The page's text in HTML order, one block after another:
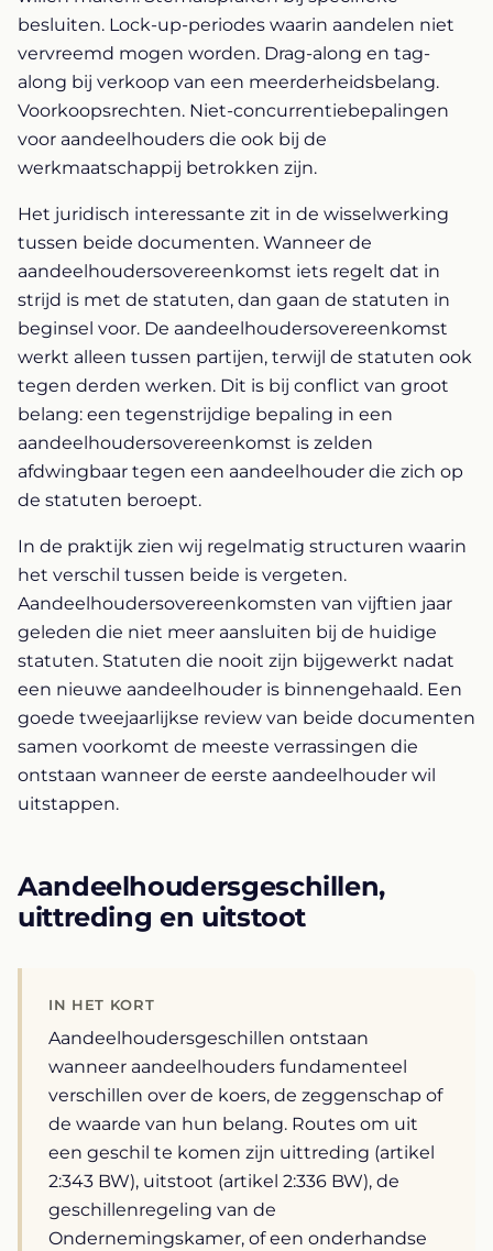
besluiten. Lock-up-periodes waarin aandelen niet
vervreemd mogen worden. Drag-along en tag-
along bij verkoop van een meerderheidsbelang.
Voorkoopsrechten. Niet-concurrentiebepalingen
voor aandeelhouders die ook bij de
werkmaatschappij betrokken zijn.
Het juridisch interessante zit in de wisselwerking
tussen beide documenten. Wanneer de
aandeelhoudersovereenkomst iets regelt dat in
strijd is met de statuten, dan gaan de statuten in
beginsel voor. De aandeelhoudersovereenkomst
werkt alleen tussen partijen, terwijl de statuten ook
tegen derden werken. Dit is bij conflict van groot
belang: een tegenstrijdige bepaling in een
aandeelhoudersovereenkomst is zelden
afdwingbaar tegen een aandeelhouder die zich op
de statuten beroept.
In de praktijk zien wij regelmatig structuren waarin
het verschil tussen beide is vergeten.
Aandeelhoudersovereenkomsten van vijftien jaar
geleden die niet meer aansluiten bij de huidige
statuten. Statuten die nooit zijn bijgewerkt nadat
een nieuwe aandeelhouder is binnengehaald. Een
goede tweejaarlijkse review van beide documenten
samen voorkomt de meeste verrassingen die
ontstaan wanneer de eerste aandeelhouder wil
uitstappen.
Aandeelhoudersgeschillen,
uittreding en uitstoot
IN HET KORT
Aandeelhoudersgeschillen ontstaan
wanneer aandeelhouders fundamenteel
verschillen over de koers, de zeggenschap of
de waarde van hun belang. Routes om uit
een geschil te komen zijn uittreding (artikel
2:343 BW), uitstoot (artikel 2:336 BW), de
geschillenregeling van de
Ondernemingskamer, of een onderhandse